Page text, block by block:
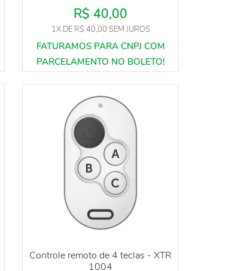
R$ 40,00
1XDE R$ 40,00 SEM JUROS
Controle remoto de 4 teclas - XTR
1004